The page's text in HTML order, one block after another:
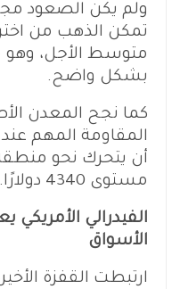
ولم يكن الصعود
تمكن الذهب من
متوسط الأجل، وهو
بشكل واضح.
كما نجح المعدن
أن يتحرك نحو
مستوى 4340 دولارًا.
الفيدرالي
الأسواق
ارتبطت القفزة